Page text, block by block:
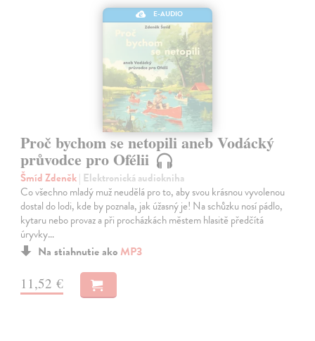
E-AUDIO
Proč bychom se netopili aneb Vodácký
průvodce pro Ofélii
Šmíd Zdeněk| Elektronická audiokniha
Co všechno mladý muž neudělá pro to, aby svou krásnou vyvolenou
dostal do lodi, kde by poznala, jak úžasný je! Na schůzku nosí pádlo,
kytaru nebo provaz a při procházkách městem hlasitě předčítá
úryvky…
Na stiahnutie ako MP3
11,52 €